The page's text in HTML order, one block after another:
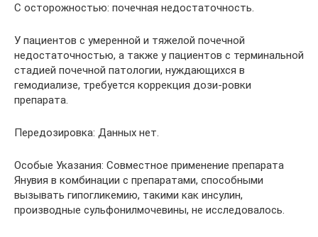
С осторожностью: почечная недостаточность.
У пациентов с умеренной и тяжелой почечной
недостаточностью, а также у пациентов с терминальной
стадией почечной патологии, нуждающихся в
гемодиализе, требуется коррекция дози-ровки
препарата.
Передозировка: Данных нет.
Особые Указания: Совместное применение препарата
Янувия в комбинации с препаратами, способными
вызывать гипогликемию, такими как инсулин,
производные сульфонилмочевины, не исследовалось.